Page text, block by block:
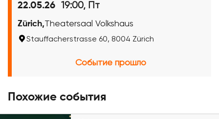
22.05.26 19:00, Пт
Zürich,Theatersaal Volkshaus
Stauffacherstrasse 60, 8004 Zürich
Событие прошло
Похожие события